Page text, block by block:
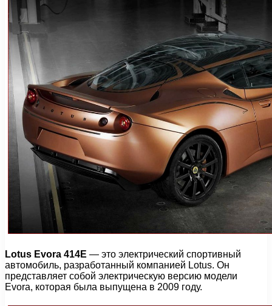
Lotus Evora 414E — это электрический спортивный
автомобиль, разработанный компанией Lotus. Он
представляет собой электрическую версию модели
Evora, которая была выпущена в 2009 году.